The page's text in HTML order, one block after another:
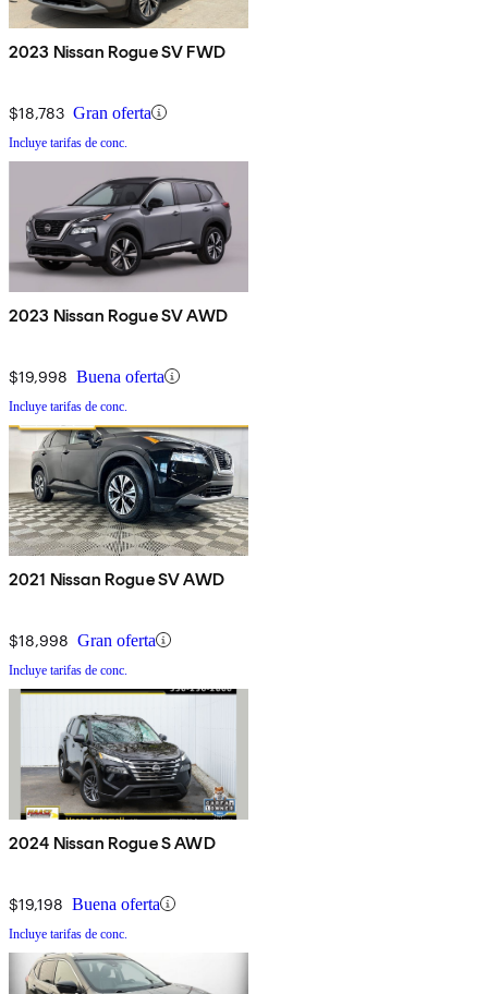
2023 Nissan Rogue SV FWD
$18,783 Gran oferta
Incluye tarifas de conc.
2023 Nissan Rogue SV AWD
$19,998 Buena oferta
Incluye tarifas de conc.
2021 Nissan Rogue SV AWD
$18,998 Gran oferta
Incluye tarifas de conc.
2024 Nissan Rogue S AWD
$19,198 Buena oferta
Incluye tarifas de conc.